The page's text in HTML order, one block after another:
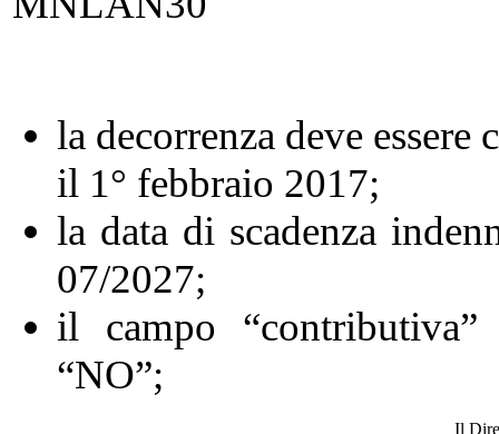
la decorrenza deve
il 1° febbraio 2017;
la data di scadenza
07/2027;
il campo
“NO”;
Il